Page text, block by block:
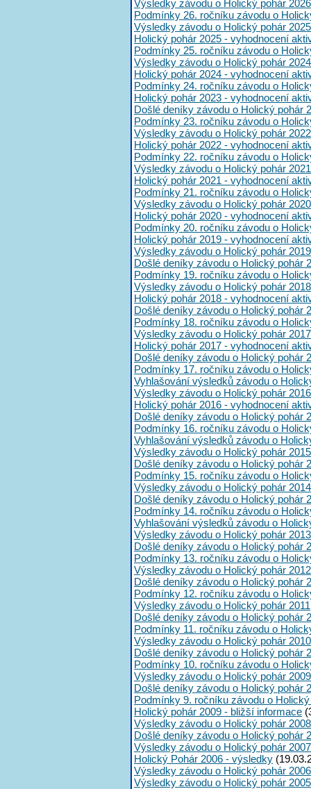
Výsledky závodu o Holický pohár 2026
Podmínky 26. ročníku závodu o
Výsledky závodu o Holický pohár 2025
Holický pohár 2025 - vyhodnocení
Podmínky 25. ročníku závodu o
Výsledky závodu o Holický pohár 2024
Holický pohár 2024 - vyhodnocení
Podmínky 24. ročníku závodu o
Holický pohár 2023 - vyhodnocení
Došlé deníky závodu o Holický pohár
Podmínky 23. ročníku závodu o
Výsledky závodu o Holický pohár 2022
Holický pohár 2022 - vyhodnocení
Podmínky 22. ročníku závodu o
Výsledky závodu o Holický pohár 2021
Holický pohár 2021 - vyhodnocení
Podmínky 21. ročníku závodu o
Výsledky závodu o Holický pohár 2020
Holický pohár 2020 - vyhodnocení
Podmínky 20. ročníku závodu o
Holický pohár 2019 - vyhodnocení
Výsledky závodu o Holický pohár 2019
Došlé deníky závodu o Holický pohár
Podmínky 19. ročníku závodu o
Výsledky závodu o Holický pohár 2018
Holický pohár 2018 - vyhodnocení
Došlé deníky závodu o Holický pohár
Podmínky 18. ročníku závodu o
Výsledky závodu o Holický pohár 2017
Holický pohár 2017 - vyhodnocení
Došlé deníky závodu o Holický pohár
Podmínky 17. ročníku závodu o
Vyhlašování výsledků závodu o
Výsledky závodu o Holický pohár 2016
Holický pohár 2016 - vyhodnocení
Došlé deníky závodu o Holický pohár
Podmínky 16. ročníku závodu o
Vyhlašování výsledků závodu o
Výsledky závodu o Holický pohár 2015
Došlé deníky závodu o Holický pohár
Podmínky 15. ročníku závodu o
Výsledky závodu o Holický pohár 2014
Došlé deníky závodu o Holický pohár
Podmínky 14. ročníku závodu o
Vyhlašování výsledků závodu o
Výsledky závodu o Holický pohár 2013
Došlé deníky závodu o Holický pohár
Podmínky 13. ročníku závodu o
Výsledky závodu o Holický pohár 2012
Došlé deníky závodu o Holický pohár
Podmínky 12. ročníku závodu o
Výsledky závodu o Holický pohár 2011
Došlé deníky závodu o Holický pohár
Podmínky 11. ročníku závodu o
Výsledky závodu o Holický pohár 2010
Došlé deníky závodu o Holický pohár
Podmínky 10. ročníku závodu o
Výsledky závodu o Holický pohár 2009
Došlé deníky závodu o Holický pohár
Podmínky 9. ročníku závodu o
Holický pohár 2009 - bližší informace
Výsledky závodu o Holický pohár 2008
Došlé deníky závodu o Holický pohár
Výsledky závodu o Holický pohár 2007
Holický Pohár 2006 - výsledky
Výsledky závodu o Holický pohár 2006
Výsledky závodu o Holický pohár 2005